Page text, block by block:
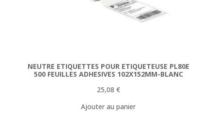
NEUTRE ETIQUETTES POUR ETIQUETEUSE PL80E
500 FEUILLES ADHESIVES 102X152MM-BLANC
25,08 €
Ajouter au panier